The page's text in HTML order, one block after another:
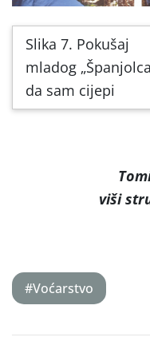
Slika 7. Pokušaj
mladog
da sam cijepi
viši
#Voćarstvo